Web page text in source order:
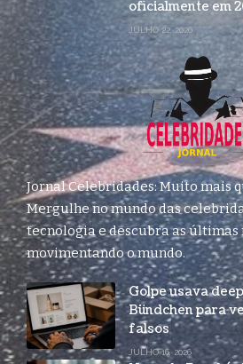
oficialmente em
JULHO 22, 2026
Jornal Celebridades: Muito mais
Mergulhe no mundo das
tecnologia e descubra as últimas
movimentando o mundo.
Golpe usava
Bündchen para
falsos
JULHO 16, 2026